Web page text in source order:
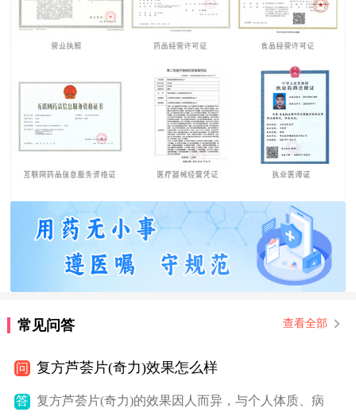
常见问答 查看全部
问 复方芦荟片(奇力)效果怎么样
答 复方芦荟片(奇力)的效果因人而异，与个人体质、病